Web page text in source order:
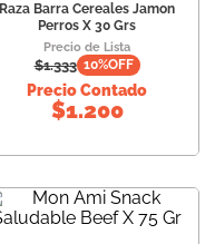
Raza Barra Cereales Jamon
Perros X 30 Grs
Precio de Lista
$1.333 10%OFF
Precio Contado
$1.200